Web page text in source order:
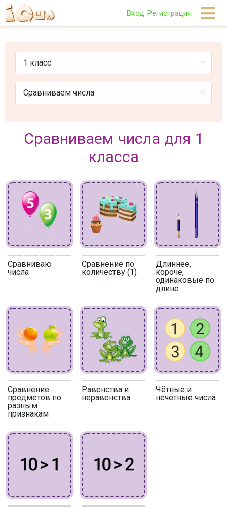
Вход Регистрация
Сравниваем числа для 1
класса
Сравниваю
числа
Сравнение по
количеству (1)
Длиннее,
короче,
одинаковые по
длине
Сравнение
предметов по
разным
признакам
Равенства и
неравенства
Чётные и
нечётные числа